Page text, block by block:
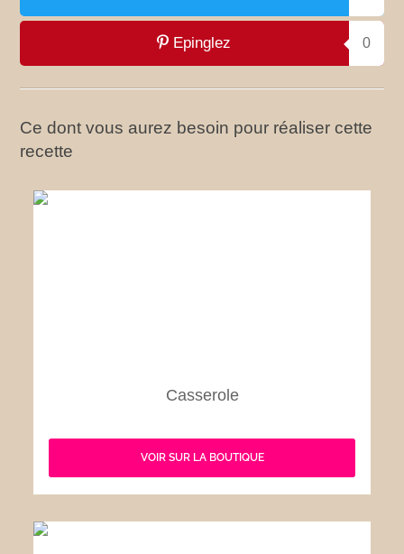
Epinglez 0
Ce dont vous aurez besoin pour réaliser cette
recette
Casserole
VOIR SUR LA BOUTIQUE